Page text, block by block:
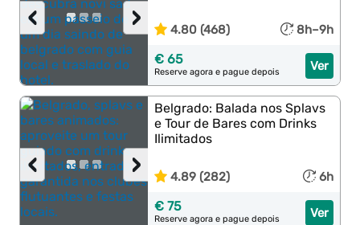
›
‹ 4.80 (468) 8h–9h
Ver
€ 65
Reserve agora e pague depois
›
‹
Belgrado: Balada nos Splavs
e Tour de Bares com Drinks
Ilimitados
4.89 (282) 6h
Ver
€ 75
Reserve agora e pague depois